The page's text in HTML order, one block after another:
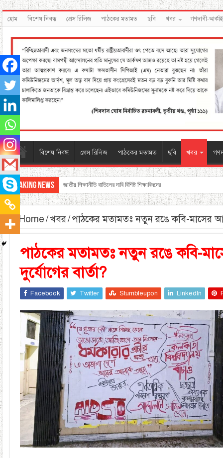
হোম বিশেষ নিবন্ধ প্রেস রিলিজ পাঠকের মতামত ছবি খবর গণদাবী-
বিশেষ নিবন্ধ প্রেস রিলিজ পাঠকের মতামত ছবি খবর
Breaking News জাতীয় শিক্ষানীতি বাতিলের দাবি বিশিষ্ট শিক্ষাবিদদের
Home/খবর/পাঠকের মতামতঃ নতুন রঙে কবি-মাসের
পাঠকের মতামতঃ নতুন রঙে কবি-
দুর্যোগের বার্তা?
Facebook Twitter Stumbleupon LinkedIn